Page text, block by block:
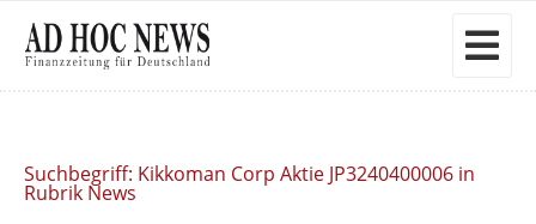
Suchbegriff: Kikkoman Corp Aktie JP3240400006 in
Rubrik News